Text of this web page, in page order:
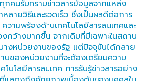
กคนรับทราบข่าวสารข้อมูลจากแหล่ง
ลายวิธีและรวดเร็ว ซึ่งเป็นผลดีต่อการ
วามพร้องด้านเทคโนโลยีสารสนเทศและ
กว้างมากขึ้น จากเดิมที่มีเฉพาะในสถาน
างหน่วยงานของรัฐ แต่ปัจจุบันได้กลาย
นของหน่วยงานที่จะต้องเตรียมความ
โนโลยีสารสนเทศ การรับรู้ข่าวสารอย่าง